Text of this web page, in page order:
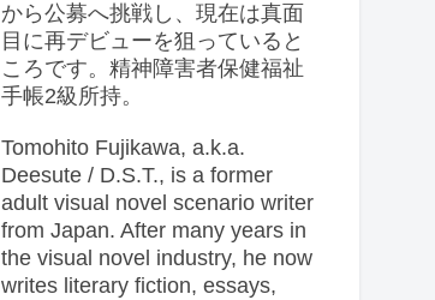
から公募へ挑戦し、現在は真面
目に再デビューを狙っていると
ころです。精神障害者保健福祉
手帳2級所持。
Tomohito Fujikawa, a.k.a.
Deesute / D.S.T., is a former
adult visual novel scenario writer
from Japan. After many years in
the visual novel industry, he now
writes literary fiction, essays,